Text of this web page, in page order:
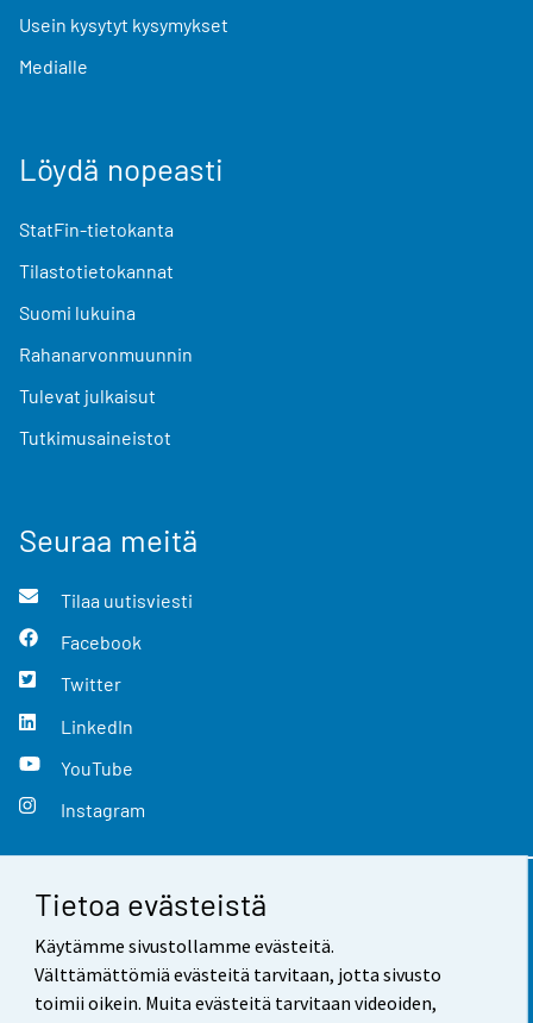
Tietoa evästeistä
Käytämme sivustollamme evästeitä.
Välttämättömiä evästeitä tarvitaan, jotta sivusto
toimii oikein. Muita evästeitä tarvitaan videoiden,
Usein kysytyt kysymykset
Medialle
Löydä nopeasti
StatFin-tietokanta
Tilastotietokannat
Suomi lukuina
Rahanarvonmuunnin
Tulevat julkaisut
Tutkimusaineistot
Seuraa meitä
Tilaa uutisviesti
Facebook
Twitter
LinkedIn
YouTube
Instagram
Yhteystiedot
Palaute
Käyttöehdot